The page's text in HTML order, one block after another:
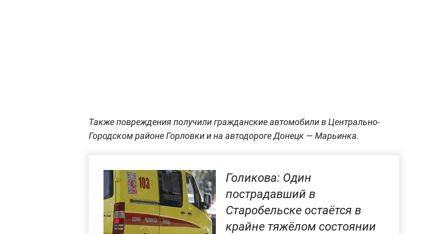
Также повреждения получили гражданские автомобили в Центрально-
Городском районе Горловки и на автодороге Донецк — Марьинка.
Голикова: Один
пострадавший в
Старобельске остаётся в
крайне тяжёлом состоянии